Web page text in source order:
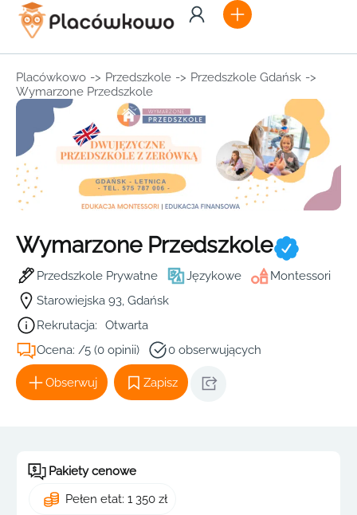
Placówkowo -> Przedszkole -> Przedszkole Gdańsk ->
Wymarzone Przedszkole
Wymarzone Przedszkole
Przedszkole Prywatne Językowe
Montessori
Starowiejska 93, Gdańsk
Rekrutacja:
Otwarta
Ocena: /5 (0 opinii)
0 obserwujących
Obserwuj Zapisz
Pakiety cenowe
Pełen etat: 1 350 zł